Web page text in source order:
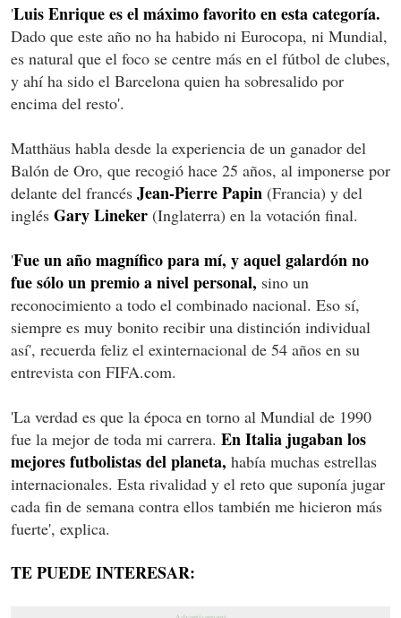
'Luis Enrique es el máximo favorito en esta categoría.
Dado que este año no ha habido ni Eurocopa, ni Mundial,
es natural que el foco se centre más en el fútbol de clubes,
y ahí ha sido el Barcelona quien ha sobresalido por
encima del resto'.
Matthäus habla desde la experiencia de un ganador del
Balón de Oro, que recogió hace 25 años, al imponerse por
delante del francés Jean-Pierre Papin (Francia) y del
inglés Gary Lineker (Inglaterra) en la votación final.
'Fue un año magnífico para mí, y aquel galardón no
fue sólo un premio a nivel personal, sino un
reconocimiento a todo el combinado nacional. Eso sí,
siempre es muy bonito recibir una distinción individual
así', recuerda feliz el exinternacional de 54 años en su
entrevista con FIFA.com.
'La verdad es que la época en torno al Mundial de 1990
fue la mejor de toda mi carrera. En Italia jugaban los
mejores futbolistas del planeta, había muchas estrellas
internacionales. Esta rivalidad y el reto que suponía jugar
cada fin de semana contra ellos también me hicieron más
fuerte', explica.
TE PUEDE INTERESAR: